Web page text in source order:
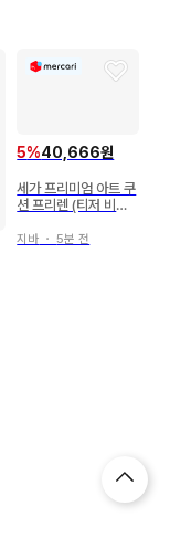
5%40,666원
세가 프리미엄 아트 쿠
션 프리렌 (티저 비주
지바 ・5분 전